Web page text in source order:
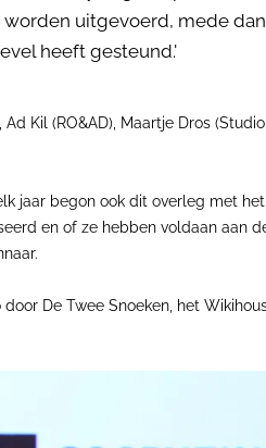
uitgevoerd, mede
heeft gesteund.'
Kil (RO&AD), Maartje Dros
jaar begon ook dit overleg met
en of ze hebben voldaan aan
De Twee Snoeken, het